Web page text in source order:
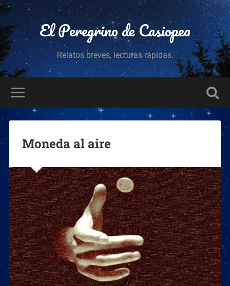
El Peregrino de Casiopea
Relatos breves, lecturas rápidas.
Moneda al aire